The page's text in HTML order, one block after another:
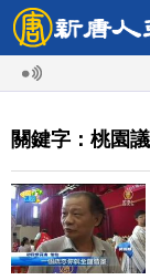
關鍵字：桃園